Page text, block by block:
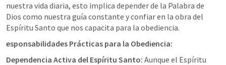
nuestra vida diaria, esto implica depender de la Palabra de
Dios como nuestra guía constante y confiar en la obra del
Espíritu Santo que nos capacita para la obediencia.
esponsabilidades Prácticas para la Obediencia:
Dependencia Activa del Espíritu Santo: Aunque el Espíritu